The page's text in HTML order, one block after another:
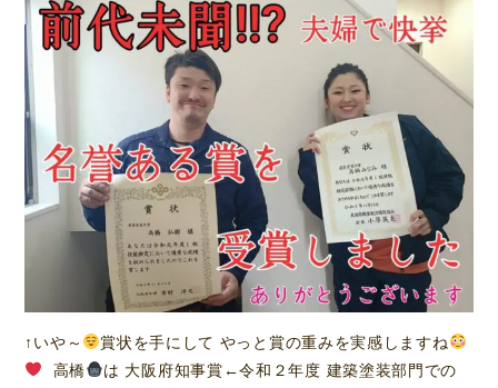
↑いや～
賞状を手にして やっと賞の重みを実感しますね
高橋
は 大阪府知事賞←令和２年度 建築塗装部門での